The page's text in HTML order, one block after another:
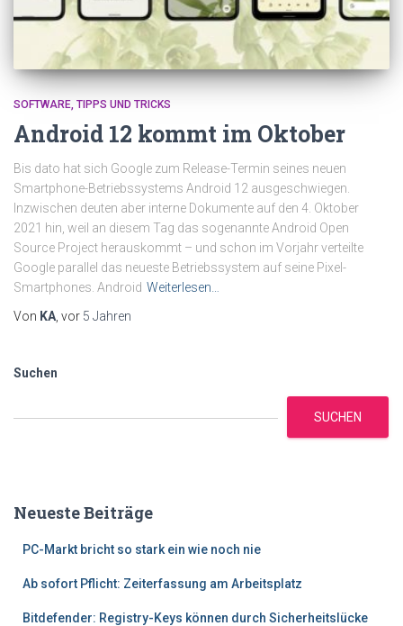
SOFTWARE TIPPS UND TRICKS
Android 12 kommt im Oktober
Bis dato hat sich Google zum Release-Termin seines neuen
Smartphone-Betriebssystems Android 12 ausgeschwiegen.
Inzwischen deuten aber interne Dokumente auf den 4. Oktober
2021 hin, weil an diesem Tag das sogenannte Android Open
Source Project herauskommt – und schon im Vorjahr verteilte
Google parallel das neueste Betriebssystem auf seine Pixel-
Smartphones. Android Weiterlesen…
Von KA , vor 5 Jahren
Suchen
SUCHEN
Neueste Beiträge
PC-Markt bricht so stark ein wie noch nie
Ab sofort Pflicht: Zeiterfassung am Arbeitsplatz
Bitdefender: Registry-Keys können durch Sicherheitslücke